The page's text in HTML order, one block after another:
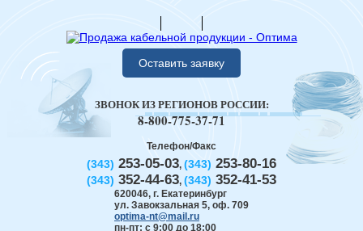
Оставить заявку
Телефон/Факс
(343) 253-05-03, (343) 253-80-16
(343) 352-44-63, (343) 352-41-53
620046, г. Екатеринбург
ул. Завокзальная 5, оф. 709
optima-nt@mail.ru
пн-пт: с 9:00 до 18:00
ЗВОНОК ИЗ РЕГИОНОВ РОССИИ:
8-800-775-37-71